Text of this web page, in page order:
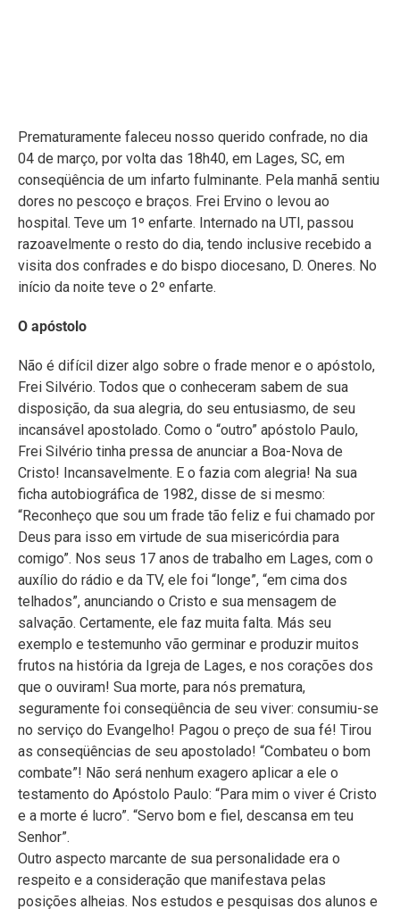
Deus para isso em virtude de sua misericórdia para
comigo”. Nos seus 17 anos de trabalho em Lages, com o
auxílio do rádio e da TV, ele foi “longe”, “em cima dos
telhados”, anunciando o Cristo e sua mensagem de
salvação. Certamente, ele faz muita falta. Más seu
exemplo e testemunho vão germinar e produzir muitos
frutos na história da Igreja de Lages, e nos corações dos
que o ouviram! Sua morte, para nós prematura,
no serviço do Evangelho! Pagou o preço de sua fé! Tirou
combate”! Não será nenhum exagero aplicar a ele o
testamento do Apóstolo Paulo: “Para mim o viver é Cristo
e a morte é lucro”. “Servo bom e fiel, descansa em teu
Senhor”.
Outro aspecto marcante de sua personalidade era o
respeito e a consideração que manifestava pelas
posições alheias. Nos estudos e pesquisas dos alunos e
confrades, tentava respeitosamente entender os
argumentos que lhe eram apresentados em provas e
trabalhos, esquadrinhando todos os ângulos possíveis,
para de algum modo, avaliar positivamente.
Frade simples, modesto e despojado, Frei Simão não
sucumbiu ante a pretensão arrogante da inteligência, más
como São Francisco o desejava, tornou-se ‘ministro de
espírito e vida’ (Test 3,13). Certamente a vida e a atividade
de Frei Simão estão emolduradas por aquele supremo
valor indicado por São Francisco nas suas Admoestações,
quando diz:
“São vivificados pelo espírito das Sagradas Escrituras
aqueles que tratam de penetrar mais a fundo em cada
letra que conhecem, nem atribuem o seu saber ao próprio
eu, más pela palavra e pelo exemplo o restituem à Deus,
seu supremo Senhor, ao qual todo bem pertence” (Adm
7,4-5).
Dados Pessoais